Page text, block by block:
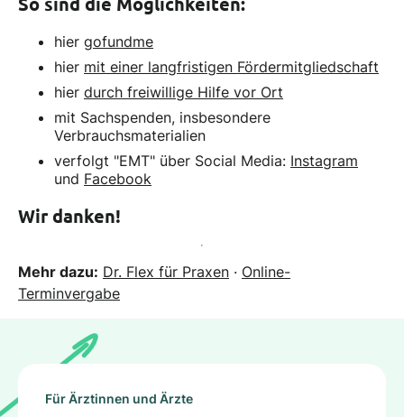
hier gofundme
hier mit einer langfristigen Fördermitgliedschaft
hier durch freiwillige Hilfe vor Ort
mit Sachspenden, insbesondere
Verbrauchsmaterialien
verfolgt "EMT" über Social Media: Instagram
und Facebook
Wir danken!
Mehr dazu: Dr. Flex für Praxen · Online-
Terminvergabe
Für Ärztinnen und Ärzte